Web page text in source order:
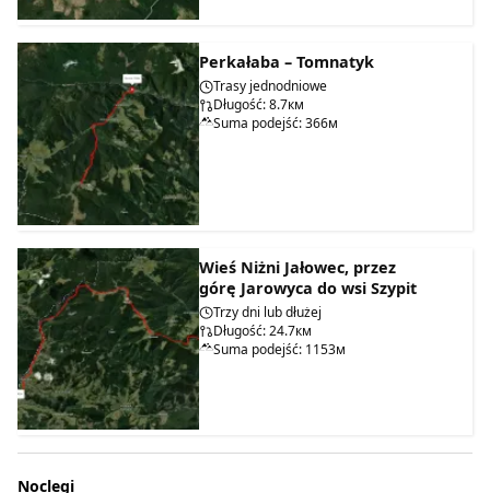
Perkałaba – Tomnatyk
Trasy jednodniowe
Długość: 8.7км
Suma podejść: 366м
Wieś Niżni Jałowec, przez
górę Jarowyca do wsi Szypit
Trzy dni lub dłużej
Długość: 24.7км
Suma podejść: 1153м
Noclegi